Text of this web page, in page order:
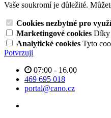
Vaše soukromí je důležité.
Cookies nezbytné pro
Marketingové cookies Díky
Analytické cookies Tyto
Potvrzuji
07:00 - 16.00
469 695 018
portal@cano.cz